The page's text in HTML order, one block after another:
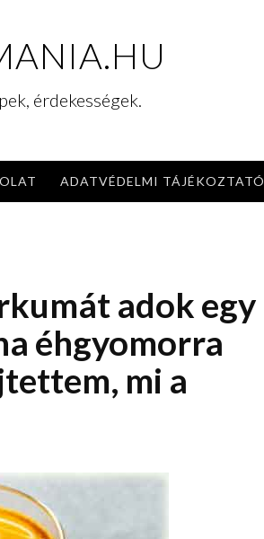
érdekességek.
ADATVÉDELMI TÁJÉKOZTATÓ
adok egy
éhgyomorra
mi a